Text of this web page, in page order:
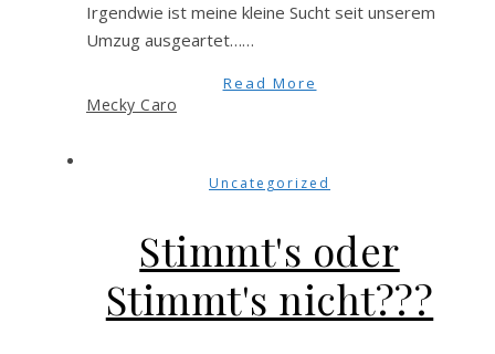
Irgendwie ist meine kleine Sucht seit unserem
Umzug ausgeartet……
Read More
Mecky Caro
Uncategorized
Stimmt's oder
Stimmt's nicht???